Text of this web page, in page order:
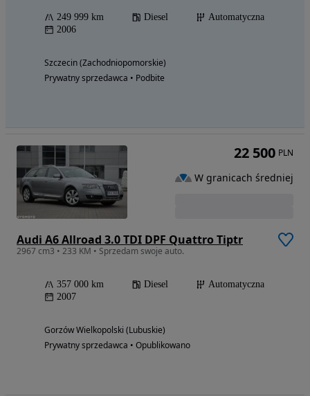
249 999 km Diesel
Automatyczna
2006
Szczecin (Zachodniopomorskie)
Prywatny sprzedawca • Podbite
Audi A6 Allroad 3.0 TDI DPF Quattro Tiptr
2967 cm3 • 233 KM • Sprzedam swoje auto.
357 000 km Diesel
Automatyczna
2007
Gorzów Wielkopolski (Lubuskie)
Prywatny sprzedawca • Opublikowano
22 500 PLN
W granicach średniej